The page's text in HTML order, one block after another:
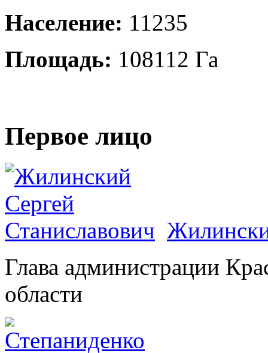
Население: 11235
Площадь: 108112 Га
Первое лицо
Глава администрации
области